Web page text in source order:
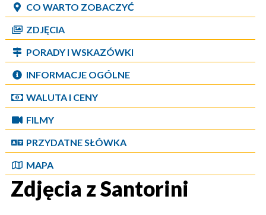
CO WARTO ZOBACZYĆ
ZDJĘCIA
PORADY I WSKAZÓWKI
INFORMACJE OGÓLNE
WALUTA I CENY
FILMY
PRZYDATNE SŁÓWKA
MAPA
Zdjęcia z Santorini